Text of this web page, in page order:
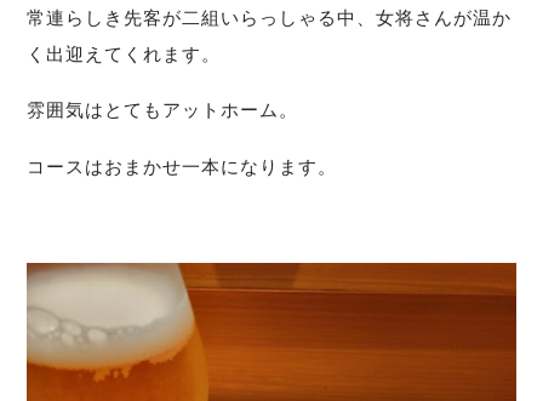
常連らしき先客が二組いらっしゃる中、女将さんが温か
く出迎えてくれます。
雰囲気はとてもアットホーム。
コースはおまかせ一本になります。